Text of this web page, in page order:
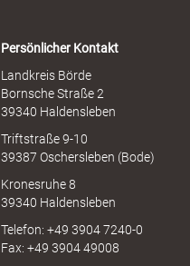
Persönlicher Kontakt
Landkreis Börde
Bornsche Straße 2
39340 Haldensleben
Triftstraße 9-10
39387 Oschersleben (Bode)
Kronesruhe 8
39340 Haldensleben
Telefon: +49 3904 7240-0
Fax: +49 3904 49008